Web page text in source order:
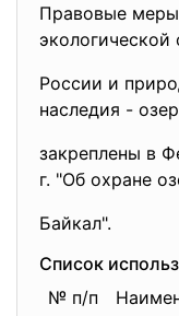
Правовые меры
экологической
России и
наследия -
закреплены в
г. "Об охране
Байкал".
Список
№ п/п